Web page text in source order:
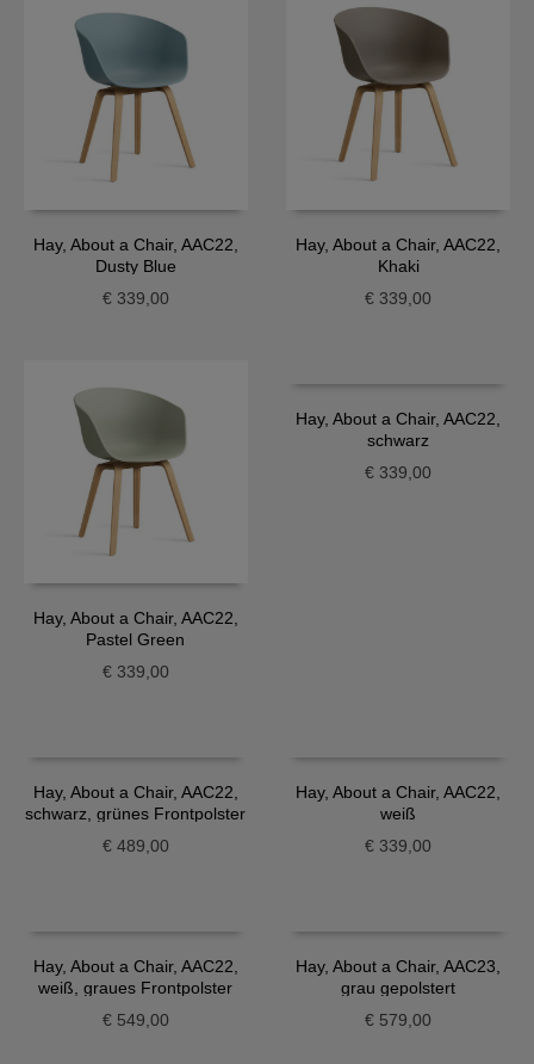
Hay, About a Chair, AAC22,
Dusty Blue
€339,00
Hay, About a Chair, AAC22,
Khaki
€ 339,00
Hay, About a Chair, AAC22,
Pastel Green
€339,00
Hay, About a Chair, AAC22,
schwarz
€ 339,00
Hay, About a Chair, AAC22,
schwarz, grünes Frontpolster
€489,00
Hay, About a Chair, AAC22,
weiß
€ 339,00
Hay, About a Chair, AAC22,
weiß, graues Frontpolster
€549,00
Hay, About a Chair, AAC23,
grau gepolstert
€ 579,00